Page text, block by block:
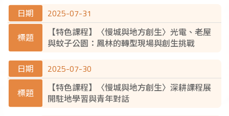
2025-07-31
【特色課程】〈慢城與地方創生〉光電、老屋
與蚊子公園：鳳林的轉型現場與創生挑戰
2025-07-30
【特色課程】〈慢城與地方創生〉深耕課程展
開駐地學習與青年對話